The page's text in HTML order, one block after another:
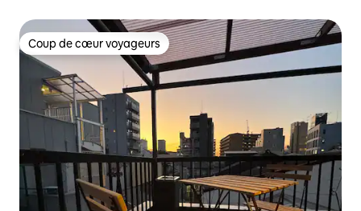
chambres à coucher japonaises et occidentales pouvant
accueillir 5 à 7 personnes
Coup de cœur voyageurs
Coup de cœur voyageurs